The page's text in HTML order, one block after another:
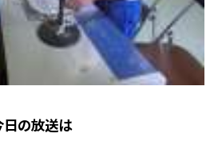
日の放送は